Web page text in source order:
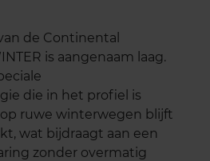
de Continental
is aangenaam laag.
die in het profiel is
ruwe winterwegen blijft
wat bijdraagt aan een
zonder overmatig